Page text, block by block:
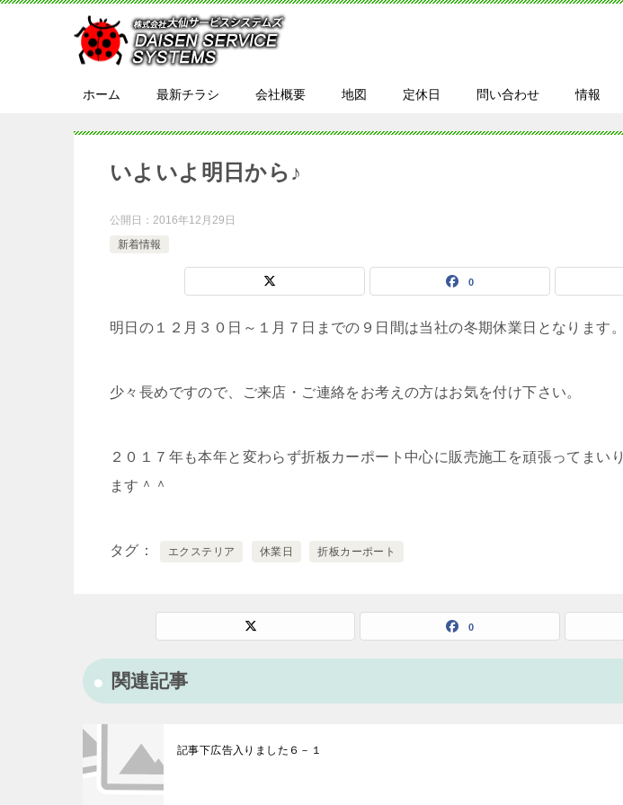
ホーム 最新チラシ 会社概要 地図 定休日 問い合わせ 情報
いよいよ明日から♪
公開日： 2016年12月29日
新着情報
0
明日の１２月３０日～１月７日までの９日間は当社の冬期休業日となります。
少々長めですので、ご来店・ご連絡をお考えの方はお気を付け下さい。
２０１７年も本年と変わらず折板カーポート中心に販売施工を頑張ってまい
ます＾＾
タグ エクステリア 休業日 折板カーポート
0
関連記事
記事下広告入りました６－１